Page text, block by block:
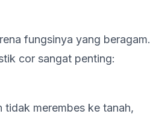
fungsinya yang beragam.
cor sangat penting:
tidak merembes ke tanah,